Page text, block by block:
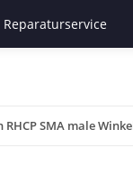
Reparaturservice
SMA male